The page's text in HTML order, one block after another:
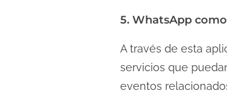
5. WhatsApp
A través de esta
servicios que
eventos